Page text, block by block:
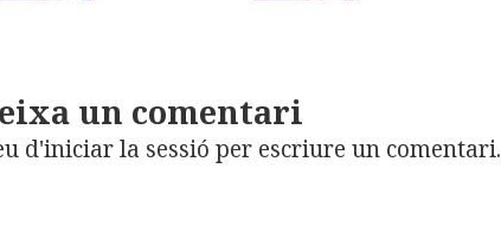
un comentari
d'iniciar la sessió per escriure un comentari.